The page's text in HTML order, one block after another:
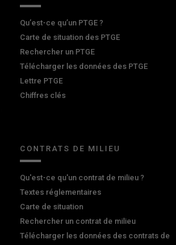
Qu’est-ce qu’un PTGE ?
Carte de situation des PTGE
Rechercher un PTGE
Télécharger les données des PTGE
Lettre PTGE
Chiffres clés
CONTRATS DE MILIEU
Qu'est-ce qu'un contrat de milieu ?
Textes réglementaires
Carte de situation
Rechercher un contrat de milieu
Télécharger les données des contrats de